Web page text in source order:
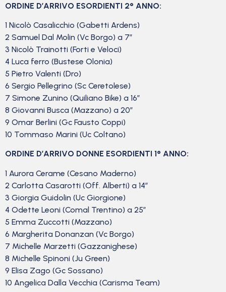
ORDINE D’ARRIVO ESORDIENTI 2° ANNO:
1 Nicolò Casalicchio (Gabetti Ardens)
2 Samuel Dal Molin (Vc Borgo) a 7″
3 Nicolò Trainotti (Forti e Veloci)
4 Luca ferro (Bustese Olonia)
5 Pietro Valenti (Dro)
6 Sergio Pellegrino (Sc Ceretolese)
7 Simone Zunino (Quiliano Bike) a 16″
8 Giovanni Busca (Mazzano) a 20″
9 Omar Berlini (Gc Fausto Coppi)
10 Tommaso Marini (Uc Coltano)
ORDINE D’ARRIVO DONNE ESORDIENTI 1° ANNO:
1 Aurora Cerame (Cesano Maderno)
2 Carlotta Casarotti (Off. Alberti) a 14″
3 Giorgia Guidolin (Uc Giorgione)
4 Odette Leoni (Comal Trentino) a 25″
5 Emma Zuccotti (Mazzano)
6 Margherita Donanzan (Vc Borgo)
7 Michelle Marzetti (Gazzanighese)
8 Michelle Spinoni (Ju Green)
9 Elisa Zago (Gc Sossano)
10 Angelica Dalla Vecchia (Carisma Team)